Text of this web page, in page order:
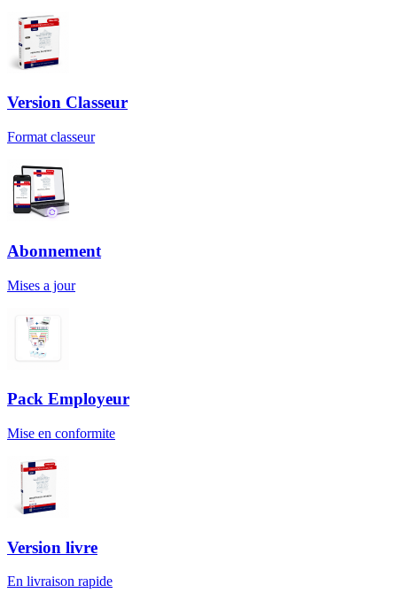
Version Classeur
Format classeur
Abonnement
Mises a jour
Pack Employeur
Mise en conformite
Version livre
En livraison rapide